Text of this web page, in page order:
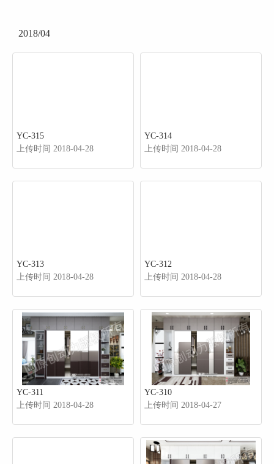
2018/04
YC-315
上传时间 2018-04-28
YC-314
上传时间 2018-04-28
YC-313
上传时间 2018-04-28
YC-312
上传时间 2018-04-28
YC-311
上传时间 2018-04-28
YC-310
上传时间 2018-04-27